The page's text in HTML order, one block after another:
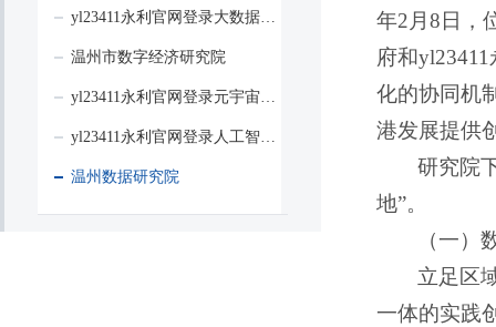
yl23411永利官网登录大数据与信息技术研究院
温州市数字经济研究院
yl23411永利官网登录元宇宙与人工智能研究院
yl23411永利官网登录人工智能与先进制造研究院
温州数据研究院
年2月8日，
府和
化的协同机
港发展提供
研究院
地”。
（一）
立足区
一体的实践